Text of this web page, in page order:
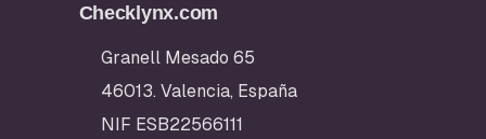
Checklynx.com
Granell Mesado 65
46013. Valencia, España
NIF ESB22566111